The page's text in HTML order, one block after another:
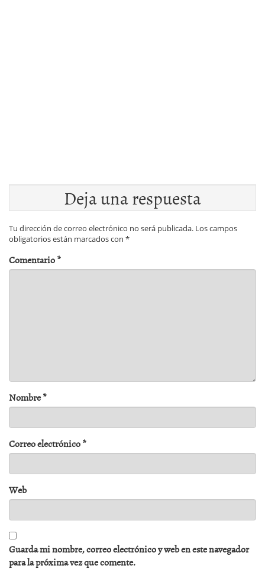
Deja una respuesta
Tu dirección de correo electrónico no será publicada. Los campos
obligatorios están marcados con *
Comentario*
Nombre*
Correo electrónico*
Web
Guarda mi nombre, correo electrónico y web en este navegador
para la próxima vez que comente.